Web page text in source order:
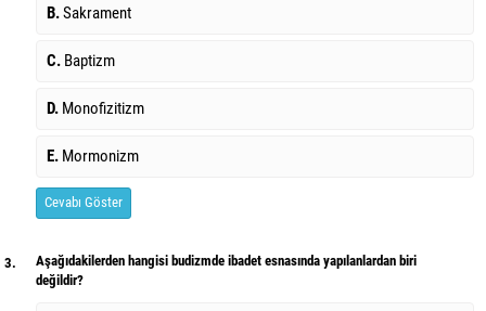
B.Sakrament
C. Baptizm
D. Monofizitizm
E. Mormonizm
Cevabı Göster
3.
Aşağıdakilerden hangisi budizmde ibadet esnasında yapılanlardan biri
değildir?